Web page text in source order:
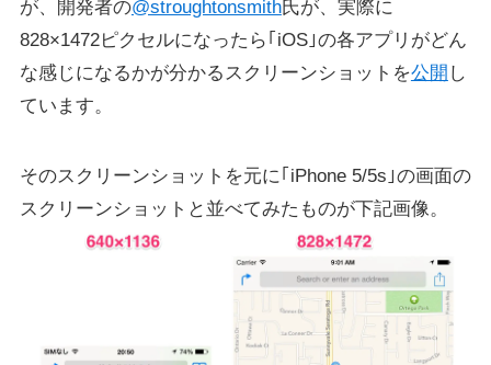
が、開発者の‏@stroughtonsmith氏が、実際に
828×1472ピクセルになったら｢iOS｣の各アプリがどん
な感じになるかが分かるスクリーンショットを公開 し
ています。
そのスクリーンショットを元に｢iPhone 5/5s｣の画面の
スクリーンショットと並べてみたものが下記画像。